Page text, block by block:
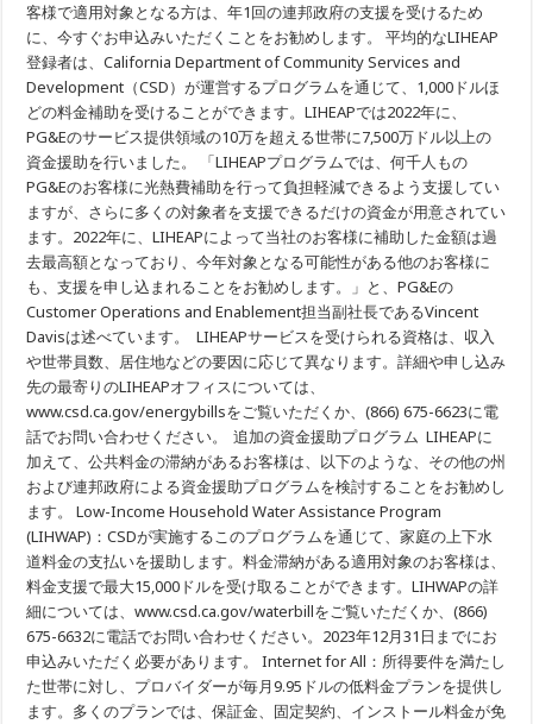
客様で適用対象となる方は、年1回の連邦政府の支援を受けるため
に、今すぐお申込みいただくことをお勧めします。 平均的なLIHEAP
登録者は、California Department of Community Services and
Development（CSD）が運営するプログラムを通じて、1,000ドルほ
どの料金補助を受けることができます。LIHEAPでは2022年に、
PG&Eのサービス提供領域の10万を超える世帯に7,500万ドル以上の
資金援助を行いました。 「LIHEAPプログラムでは、何千人もの
PG&Eのお客様に光熱費補助を行って負担軽減できるよう支援してい
ますが、さらに多くの対象者を支援できるだけの資金が用意されてい
ます。2022年に、LIHEAPによって当社のお客様に補助した金額は過
去最高額となっており、今年対象となる可能性がある他のお客様に
も、支援を申し込まれることをお勧めします。」と、PG&Eの
Customer Operations and Enablement担当副社長であるVincent
Davisは述べています。 LIHEAPサービスを受けられる資格は、収入
や世帯員数、居住地などの要因に応じて異なります。詳細や申し込み
先の最寄りのLIHEAPオフィスについては、
www.csd.ca.gov/energybillsをご覧いただくか、(866) 675-6623に電
話でお問い合わせください。 追加の資金援助プログラム LIHEAPに
加えて、公共料金の滞納があるお客様は、以下のような、その他の州
および連邦政府による資金援助プログラムを検討することをお勧めし
ます。 Low-Income Household Water Assistance Program
(LIHWAP)：CSDが実施するこのプログラムを通じて、家庭の上下水
道料金の支払いを援助します。料金滞納がある適用対象のお客様は、
料金支援で最大15,000ドルを受け取ることができます。LIHWAPの詳
細については、www.csd.ca.gov/waterbillをご覧いただくか、(866)
675-6632に電話でお問い合わせください。2023年12月31日までにお
申込みいただく必要があります。 Internet for All：所得要件を満たし
た世帯に対し、プロバイダーが毎月9.95ドルの低料金プランを提供し
ます。多くのプランでは、保証金、固定契約、インストール料金が免